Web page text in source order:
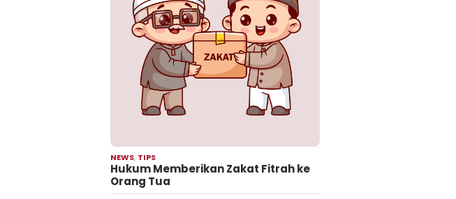
NEWS, TIPS
Hukum Memberikan Zakat Fitrah ke
Orang Tua